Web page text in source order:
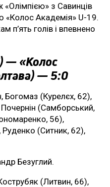
з Савинців
Академія» U-19.
п’ять голів і впевнено
— «Колос
— 5:0
Богомаз (Курелєх, 62),
(Самборський,
56),
Руденко (Ситник, 62),
Безуглий.
(Литвин, 66),